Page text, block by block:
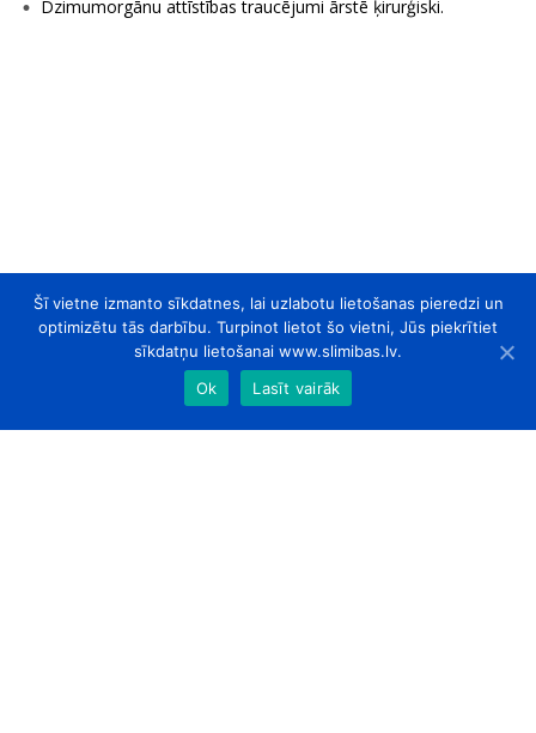
Dzimumorgānu attīstības traucējumi ārstē ķirurģiski.
Šī vietne izmanto sīkdatnes, lai uzlabotu lietošanas pieredzi un
optimizētu tās darbību. Turpinot lietot šo vietni, Jūs piekrītiet
sīkdatņu lietošanai www.slimibas.lv.
Ok
Lasīt vairāk